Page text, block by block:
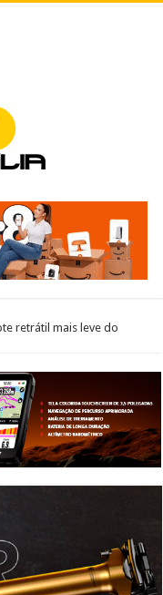
retrátil mais leve do